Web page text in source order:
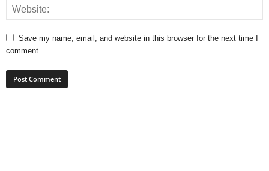
Save my name, email, and website in this browser for the next time I
comment.